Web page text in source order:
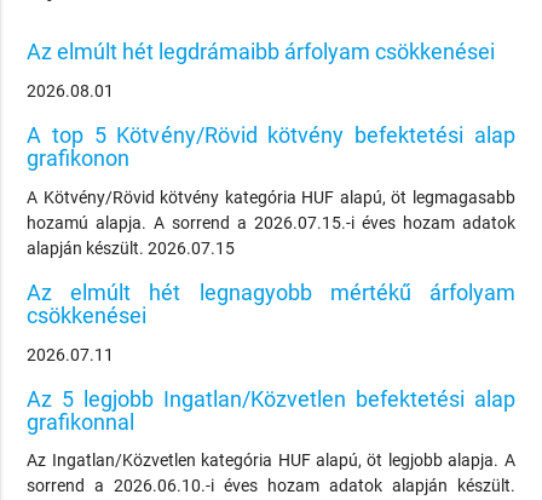
Az elmúlt hét legdrámaibb árfolyam csökkenései
2026.08.01
A top 5 Kötvény/Rövid kötvény befektetési alap
grafikonon
A Kötvény/Rövid kötvény kategória HUF alapú, öt legmagasabb
hozamú alapja. A sorrend a 2026.07.15.-i éves hozam adatok
alapján készült. 2026.07.15
Az elmúlt hét legnagyobb mértékű árfolyam
csökkenései
2026.07.11
Az 5 legjobb Ingatlan/Közvetlen befektetési alap
grafikonnal
Az Ingatlan/Közvetlen kategória HUF alapú, öt legjobb alapja. A
sorrend a 2026.06.10.-i éves hozam adatok alapján készült.